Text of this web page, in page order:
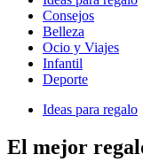
Consejos
Belleza
Ocio y Viajes
Infantil
Deporte
Ideas para regalo
El mejor